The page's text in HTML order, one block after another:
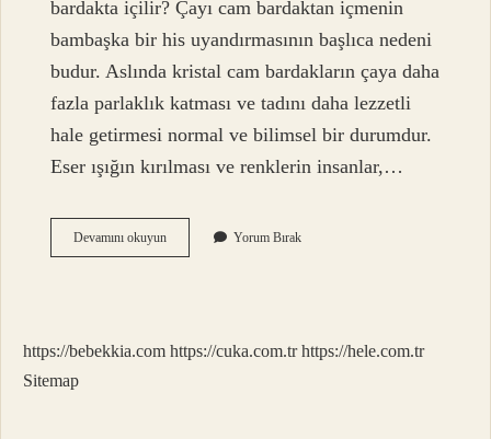
bardakta içilir? Çayı cam bardaktan içmenin
bambaşka bir his uyandırmasının başlıca nedeni
budur. Aslında kristal cam bardakların çaya daha
fazla parlaklık katması ve tadını daha lezzetli
hale getirmesi normal ve bilimsel bir durumdur.
Eser ışığın kırılması ve renklerin insanlar,…
Devamını okuyunÇay
En
Yorum Bırak
https://bebekkia.com https://cuka.com.tr https://hele.com.tr
Sitemap